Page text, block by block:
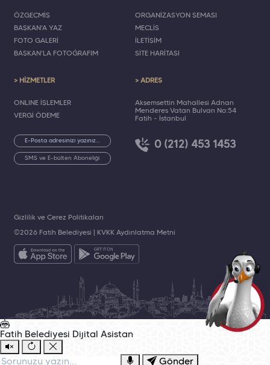
ÖZGEÇMİŞ
BAŞKAN'A YAZ
FOTO GALERİ
BAŞKAN'LA FOTOĞRAFIM
ORGANİZASYON ŞEMASI
MECLİS
İLETİŞİM
SİTE HARİTASI
> HİZMETLER
ONLINE İŞLEMLER
VERGİ ÖDEME
SMS ve E-bülten Aboneliği
> ADRES
Akşemsettin Mahallesi Adnan
Menderes Vatan Bulvarı No:54
Fatih - İstanbul
0 (212) 453 1453
©2026 Fatih Belediyesi | KVKK Aydınlatma Metni
Gizlilik ve Çerez Politikaları
Fatih Belediyesi Dijital Asistan
Gönder